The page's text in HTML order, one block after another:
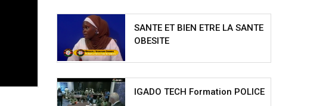
SANTE ET BIEN ETRE LA SANTE
OBESITE
IGADO TECH Formation POLICE